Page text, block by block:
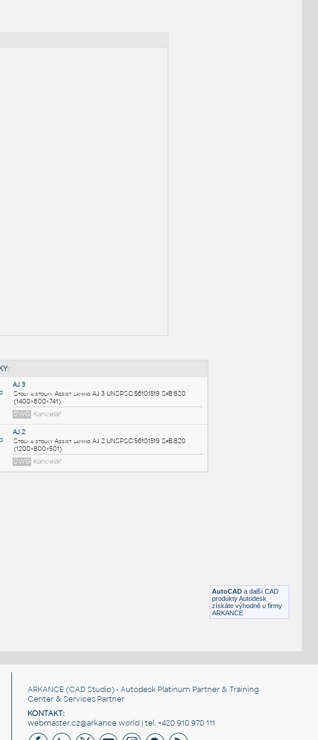
AutoCAD a další CAD
produkty Autodesk
získáte výhodně u firmy
ARKANCE
ARKANCE (CAD Studio) - Autodesk Platinum Partner & Training
Center & Services Partner
KONTAKT:
webmaster.cz@arkance.world | tel. +420 910 970 111